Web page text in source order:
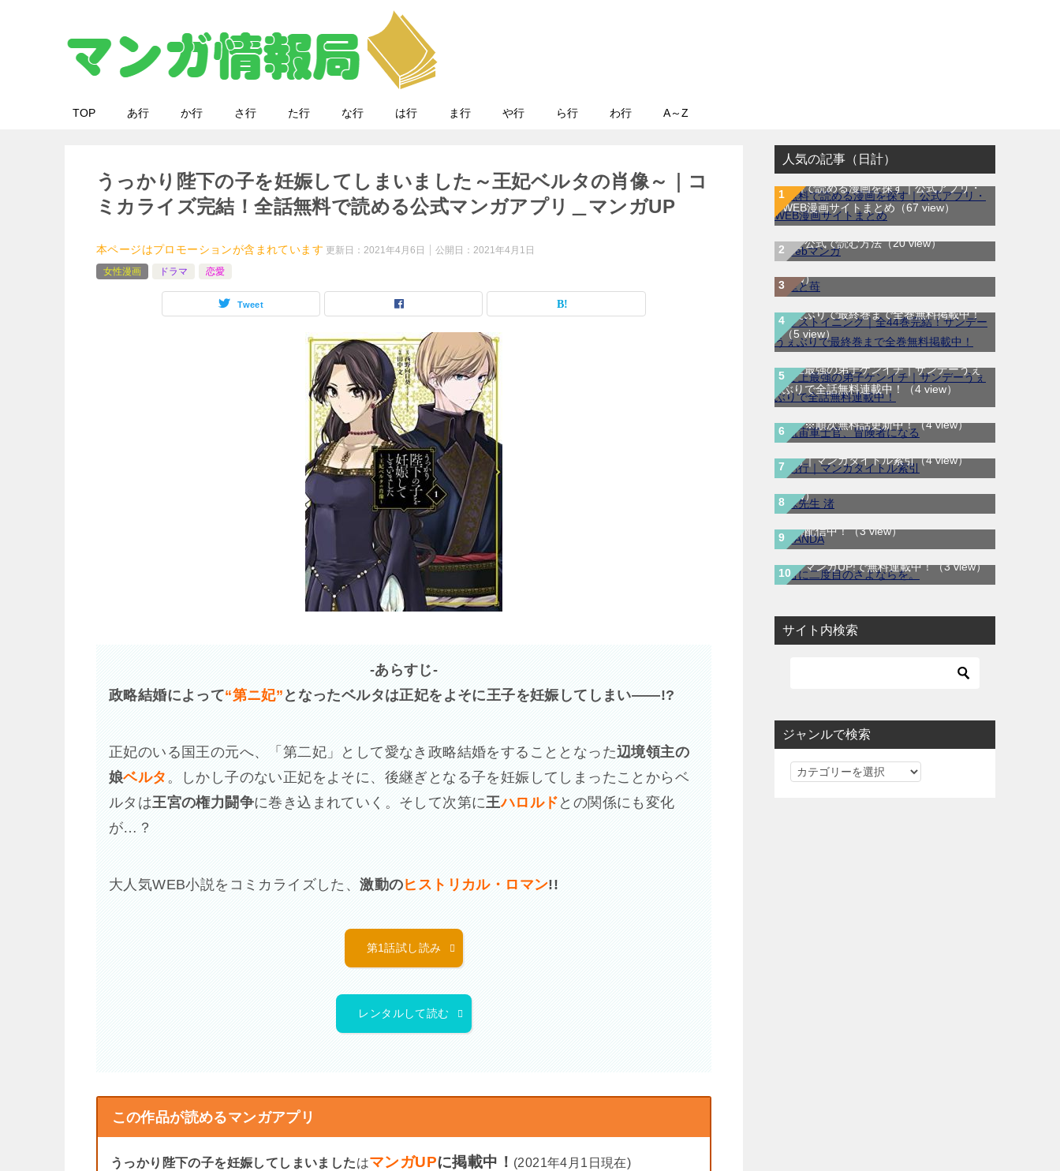
TOP あ行 か行 さ行 た行 な行 は行 ま行 や行 ら行 わ行 A～Z
うっかり陛下の子を妊娠してしまいました～王妃ベルタの肖像～｜コ
ミカライズ完結！全話無料で読める公式マンガアプリ＿マンガUP
本ページはプロモーションが含まれています 更新日：2021年4月6日 公開日：2021年4月1日
女性漫画
ドラマ 恋愛
Tweet
-あらすじ-
政略結婚によって“第ニ妃” となったベルタは正妃をよそに王子を妊娠してしまい――!?
正妃のいる国王の元へ、「第二妃」として愛なき政略結婚をすることとなった辺境領主の
娘ベルタ 。しかし子のない正妃をよそに、後継ぎとなる子を妊娠してしまったことからベ
ルタは王宮の権力闘争に巻き込まれていく。そして次第に王ハロルド との関係にも変化
が…？
大人気WEB小説をコミカライズした、激動のヒストリカル・ロマン!!
第1話試し読み
レンタルして読む
この作品が読めるマンガアプリ
うっかり陛下の子を妊娠してしまいましたはマンガUPに掲載中！ (2021年4月1日現在)
人気の記事（日計）
無料で読める漫画を探す｜公式アプリ・
WEB漫画サイトまとめ （67 view）
WEB漫画サイト一覧｜ブラウザで無料漫
画を公式で読む方法（20 view）
龍と苺｜最新刊第4巻！全巻無料で読める
公式マンガアプリ＿サンデーうぇぶり（7
view）
ラストイニング｜全44巻完結！サンデー
うぇぶりで最終巻まで全巻無料掲載中！
（5 view）
史上最強の弟子ケンイチ｜サンデーうぇ
ぶりで全話無料連載中！
（4 view）
航宙軍士官、冒険者になる｜最新刊第6
巻！第5巻まで無料で読めるマンガアプ
リ！※順次無料話更新中！（4 view）
あ行｜マンガタイトル索引（4 view）
妹先生 渚｜全5巻完結！サンデーうぇぶ
りで最終巻まで全話無料配信中！（3
view）
SANDA｜最新刊第3巻！マンガBANGで
無料配信中！（3 view）
君に二度目のさよならを。｜最新刊第2
巻！マンガUP!で無料連載中！（3 view）
サイト内検索
ジャンルで検索
ジ